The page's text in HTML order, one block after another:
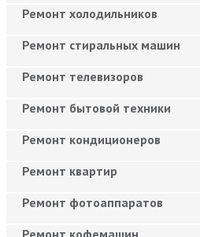
Ремонт холодильников
Ремонт стиральных машин
Ремонт телевизоров
Ремонт бытовой техники
Ремонт кондиционеров
Ремонт квартир
Ремонт фотоаппаратов
Ремонт кофемашин